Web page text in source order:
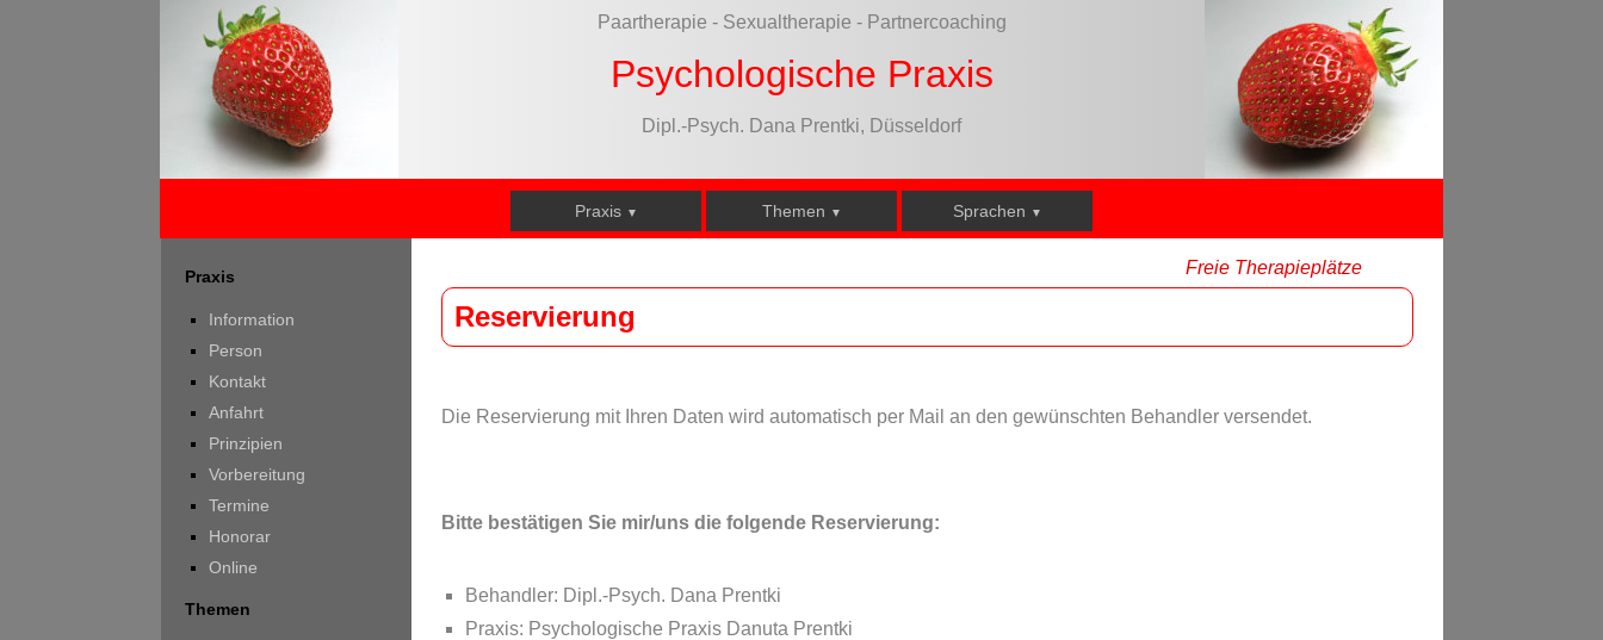
Paartherapie - Sexualtherapie - Partnercoaching
Psychologische Praxis
Dipl.-Psych. Dana Prentki, Düsseldorf
Freie Therapieplätze
Praxis ▼ Themen ▼ Sprachen ▼
Praxis
Information
Person
Kontakt
Anfahrt
Prinzipien
Vorbereitung
Termine
Honorar
Online
Themen
Reservierung
Die Reservierung mit Ihren Daten wird automatisch per Mail an den gewünschten Behandler versendet.
Bitte bestätigen Sie mir/uns die folgende Reservierung:
Behandler: Dipl.-Psych. Dana Prentki
Praxis: Psychologische Praxis Danuta Prentki